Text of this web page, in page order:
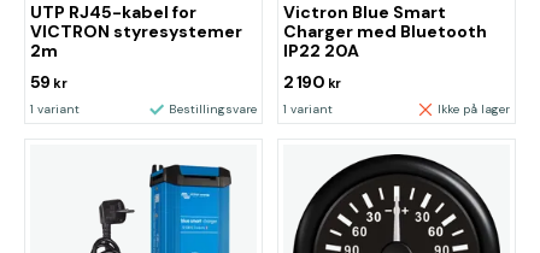
UTP RJ45-kabel for
VICTRON styresystemer
2m
59 kr
1 variant Bestillingsvare
Victron Blue Smart
Charger med Bluetooth
IP22 20A
2 190 kr
1 variant Ikke på lager